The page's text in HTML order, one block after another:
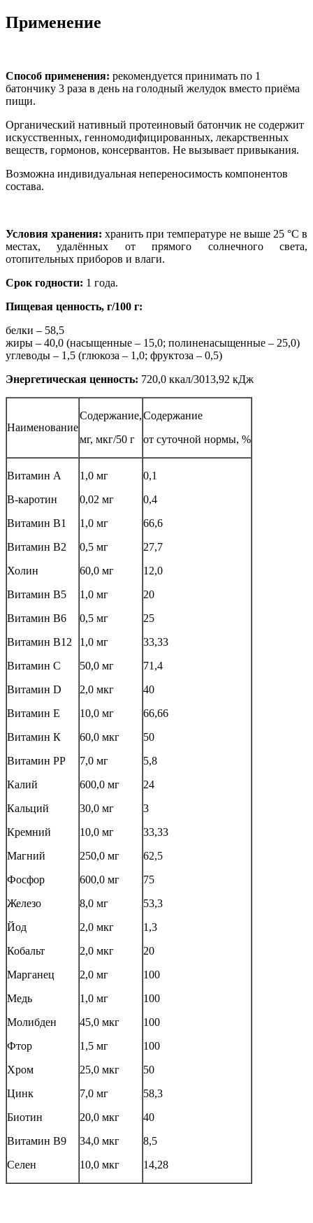
Применение
Способ применения: рекомендуется принимать по 1
батончику 3 раза в день на голодный желудок вместо приёма
пищи.
Органический нативный протеиновый батончик не содержит
искусственных, генномодифицированных, лекарственных
веществ, гормонов, консервантов. Не вызывает привыкания.
Возможна индивидуальная непереносимость компонентов
состава.
Условия хранения:хранить при температуре не выше 25 °С в
местах, удалённых от прямого солнечного света,
отопительных приборов и влаги.
Срок годности: 1 года.
Пищевая ценность, г/100 г:
белки – 58,5
жиры – 40,0 (насыщенные – 15,0; полиненасыщенные – 25,0)
углеводы – 1,5 (глюкоза – 1,0; фруктоза – 0,5)
Энергетическая ценность: 720,0 ккал/3013,92 кДж
Наименование
Содержание,
мг, мкг/50 г
Содержание
от суточной нормы, %
Витамин А
В-каротин
Витамин В1
Витамин В2
Холин
Витамин В5
Витамин В6
Витамин В12
Витамин С
Витамин D
Витамин Е
Витамин К
Витамин РР
Калий
Кальций
Кремний
Магний
Фосфор
Железо
Йод
Кобальт
Марганец
Медь
Молибден
Фтор
Хром
Цинк
Биотин
Витамин В9
Селен
1,0 мг
0,02 мг
1,0 мг
0,5 мг
60,0 мг
1,0 мг
0,5 мг
1,0 мг
50,0 мг
2,0 мкг
10,0 мг
60,0 мкг
7,0 мг
600,0 мг
30,0 мг
10,0 мг
250,0 мг
600,0 мг
8,0 мг
2,0 мкг
2,0 мкг
2,0 мг
1,0 мг
45,0 мкг
1,5 мг
25,0 мкг
7,0 мг
20,0 мкг
34,0 мкг
10,0 мкг
0,1
0,4
66,6
27,7
12,0
20
25
33,33
71,4
40
66,66
50
5,8
24
3
33,33
62,5
75
53,3
1,3
20
100
100
100
100
50
58,3
40
8,5
14,28